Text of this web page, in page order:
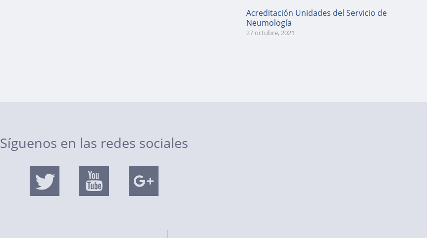
Acreditación Unidades del Servicio de
Neumología
27 octubre, 2021
Síguenos en las redes sociales